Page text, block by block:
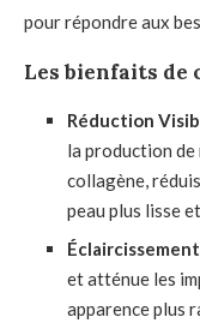
pour répondre aux
Les bienfaits de
Réduction
la production de
collagène,
peau plus lisse
et atténue les
apparence plus